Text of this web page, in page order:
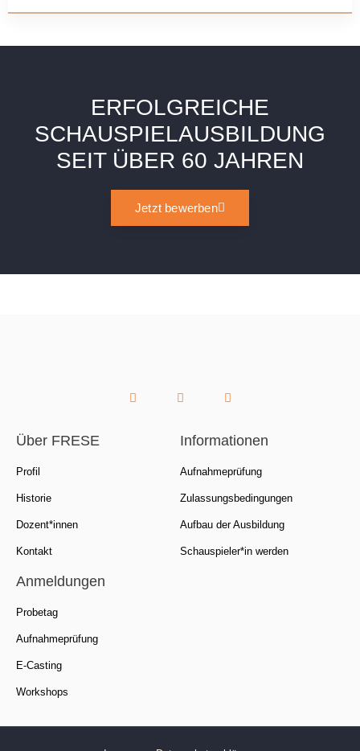
ERFOLGREICHE
SCHAUSPIELAUSBILDUNG
SEIT ÜBER 60 JAHREN
Jetzt bewerben
Über FRESE
Profil
Historie
Dozent*innen
Kontakt
Informationen
Aufnahmeprüfung
Zulassungsbedingungen
Aufbau der Ausbildung
Schauspieler*in werden
Anmeldungen
Probetag
Aufnahmeprüfung
E-Casting
Workshops